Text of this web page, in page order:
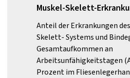
Muskel-Skelett-
Anteil der Erkrankungen
Skelett- Systems und
Gesamtaufkommen an
Arbeitsunfähigkeitstagen
Prozent im